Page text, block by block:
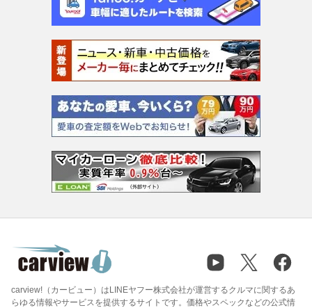
carview!（カービュー）はLINEヤフー株式会社が運営するクルマに関するあ
らゆる情報やサービスを提供するサイトです。価格やスペックなどの公式情